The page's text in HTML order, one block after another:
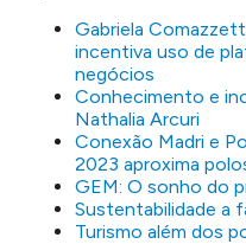
Gabriela
incentiva uso de
negócios
Conhecimento e
Nathalia Arcuri
Conexão Madri e
2023 aproxima
GEM: O sonho do
Sustentabilidade a
Turismo além dos